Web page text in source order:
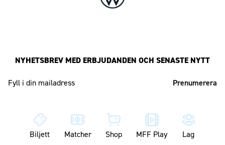
NYHETSBREV MED ERBJUDANDEN OCH SENASTE NYTT
Biljett Matcher Shop MFF Play Lag